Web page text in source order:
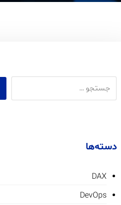
دسته‌ها
DAX
DevOps